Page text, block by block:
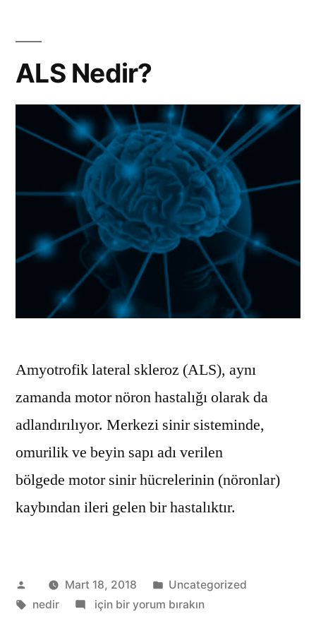
ALS Nedir?
Amyotrofik lateral skleroz (ALS), aynı
zamanda motor nöron hastalığı olarak da
adlandırılıyor. Merkezi sinir sisteminde,
omurilik ve beyin sapı adı verilen
bölgede motor sinir hücrelerinin (nöronlar)
kaybından ileri gelen bir hastalıktır.
Gönderen:Mart 18, 2018 Kategori:
Uncategorized
Etiketler:
nedir
ALS
için bir yorum bırakın